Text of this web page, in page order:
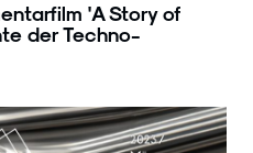
'A Story of
der Techno-